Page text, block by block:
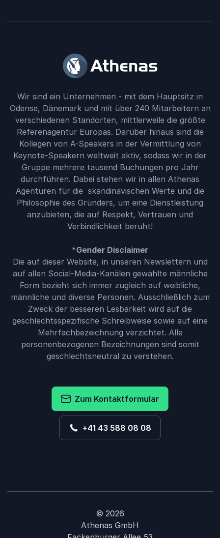
Wir sind ein Unternehmen - mit dem Hauptsitz in
Odense, Dänemark und mit über 240 Mitarbeitern an
verschiedenen Standorten, mittlerweile die größte
Referenagentur Europas. Darüber hinaus sind die
Kollegen von A-Speakers in der Vermittlung von
Keynote-Speakern weltweit aktiv, sodass wir in der
Gruppe mehrere tausend Buchungen pro Jahr
durchführen. Dabei stehen wir in allen Athenas
Agenturen für die skandinavischen Werte und die
Philosophie des Gründers, um eine Dienstleistung
anzubieten, die auf Respekt, Vertrauen und
Verbindlichkeit beruht!
*Gender Disclaimer
Die auf dieser Website, in unseren Newslettern und
auf allen Social-Media-Kanälen gewählte männliche
Form bezieht sich immer zugleich auf weibliche,
männliche und diverse Personen. Ausschließlich zum
Zweck der besseren Lesbarkeit wird auf die
geschlechtsspezifische Schreibweise sowie auf eine
Mehrfachbezeichnung verzichtet. Alle
personenbezogenen Bezeichnungen sind somit
geschlechtsneutral zu verstehen.
Zum Kontaktformular
+41 43 588 08 08
© 2026
Athenas GmbH